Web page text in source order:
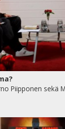
Piipponen sekä